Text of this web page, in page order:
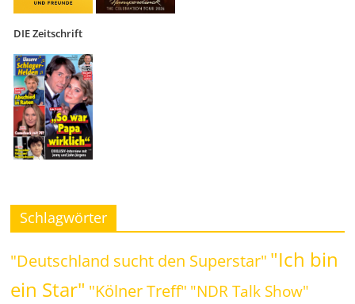
DIE Zeitschrift
Schlagwörter
"Deutschland sucht den Superstar" "Ich bin
ein Star" "Kölner Treff" "NDR Talk Show"